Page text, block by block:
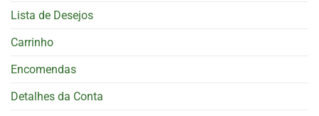
Lista de Desejos
Carrinho
Encomendas
Detalhes da Conta